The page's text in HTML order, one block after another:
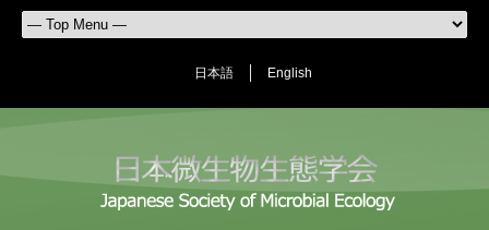
日本語 English